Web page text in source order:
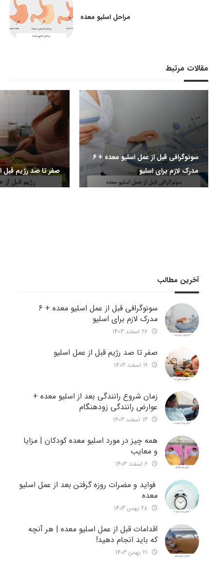
مراحل اسلیو معده
مقالات مرتبط
سونوگرافی قبل از عمل اسلیو معده + 6
مدرک لازم برای اسلیو
صفر تا صد رژیم قبل
آخرین مطالب
سونوگرافی قبل از عمل اسلیو معده + 6
مدرک لازم برای اسلیو
صفر تا صد رژیم قبل از عمل اسلیو
زمان شروع رانندگی بعد از اسلیو معده +
عوارض رانندگی زودهنگام
همه چیز در مورد اسلیو معده کودکان | مزایا
و معایب
فواید و مضرات روزه گرفتن بعد از عمل اسلیو
معده
اقدامات قبل از عمل اسلیو معده | هر آنچه
که باید انجام دهید!